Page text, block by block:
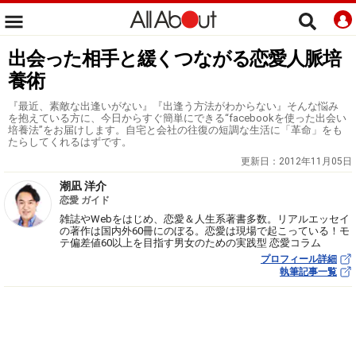
出会った相手と緩くつながる恋愛人脈培
養術
『最近、素敵な出逢いがない』『出逢う方法がわからない』そんな悩み
を抱えている方に、今日からすぐ簡単にできる“facebookを使った出会い
培養法”をお届けします。自宅と会社の往復の短調な生活に「革命」をも
たらしてくれるはずです。
更新日： 2012年11月05日
潮凪 洋介
恋愛 ガイド
雑誌やWebをはじめ、恋愛＆人生系著書多数。リアルエッセイ
の著作は国内外60冊にのぼる。恋愛は現場で起こっている！モ
テ偏差値60以上を目指す男女のための実践型 恋愛コラム
プロフィール詳細
執筆記事一覧